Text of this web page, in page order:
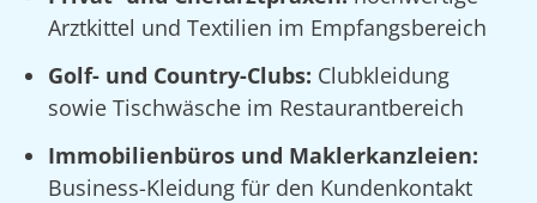
Arztkittel und Textilien im Empfangsbereich
Golf- und Country-Clubs: Clubkleidung
sowie Tischwäsche im Restaurantbereich
Immobilienbüros und Maklerkanzleien:
Business-Kleidung für den Kundenkontakt